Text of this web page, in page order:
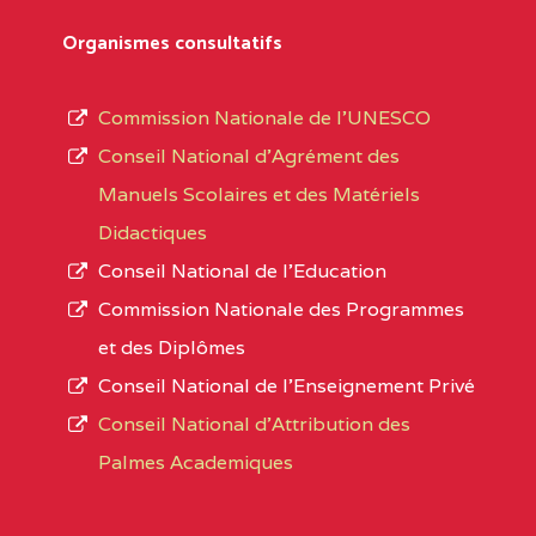
Noms
Localité
Région Noms
AGES COMPREHENSIVE BILINGUAL
SUD-OUEST
AGES COMPREHENSIVE
SCHOOL BP :495 KUMBA
L’offre d’éducation del’Enseignement
d’immatriculation du mois de septembre
suit :
1950 établissements publics
895 CES dont 86 Bilingues
1055 Lycées dont 351 Bilingues
72 établissements avec section bilingue
1358 établissements privés
Organismes consultatifs
Commission Nationale de l’UNESCO
Conseil National d’Agrément des
Manuels Scolaires et des Matériels
Didactiques
Conseil National de l’Education
Commission Nationale des Programmes
et des Diplômes
Conseil National de l’Enseignement Privé
Conseil National d'Attribution des
Palmes Academiques